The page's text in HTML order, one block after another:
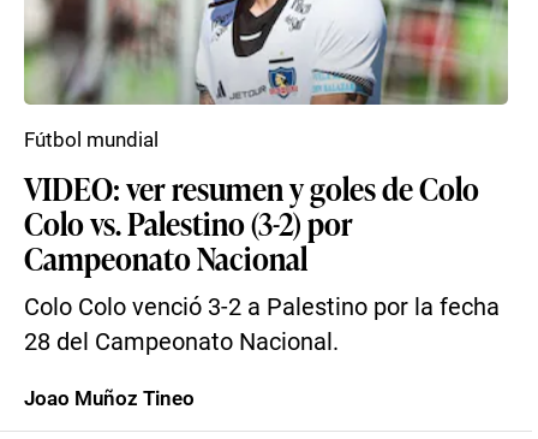
VIDEO: ver resumen y goles de Colo
Colo vs. Palestino (3-2) por
Campeonato Nacional
Colo Colo venció 3-2 a Palestino por la fecha
28 del Campeonato Nacional.
Fútbol mundial
Joao Muñoz Tineo